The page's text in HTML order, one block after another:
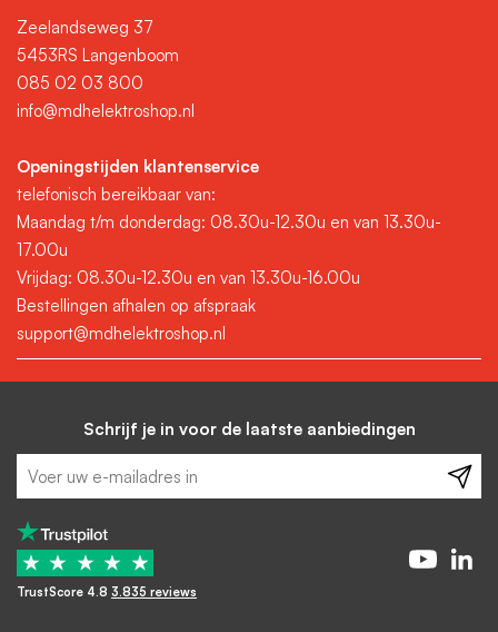
Zeelandseweg 37
5453RS Langenboom
085 02 03 800
info@mdhelektroshop.nl
Openingstijden klantenservice
telefonisch bereikbaar van:
Maandag t/m donderdag: 08.30u-12.30u en van 13.30u-
17.00u
Vrijdag: 08.30u-12.30u en van 13.30u-16.00u
Bestellingen afhalen op afspraak
support@mdhelektroshop.nl
Schrijf je in voor de laatste aanbiedingen
★ ★ ★ ★ ★
TrustScore 4.8 3.835 reviews